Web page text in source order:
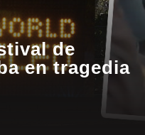
de
en tragedia